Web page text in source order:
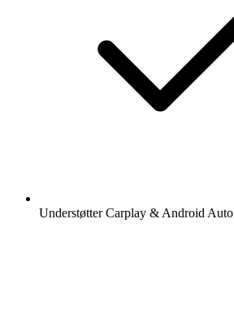
Understøtter Carplay & Android Auto